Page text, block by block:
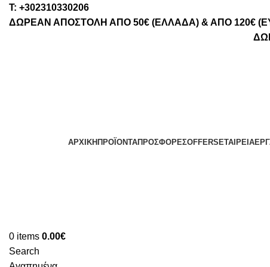
Τ: +302310330206
ΔΩΡΕΑΝ ΑΠΟΣΤΟΛΗ ΑΠΟ 50€ (ΕΛΛΑΔΑ) & ΑΠΟ 120€
ΑΡΧΙΚΉ ΠΡΟΪΌΝΤΑΠΡΟΣΦΟΡΈΣOFFERS ΕΤΑΙΡΕΊΑ
0 items 0.00€
Search